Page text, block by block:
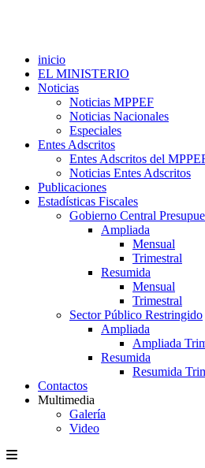
inicio
EL MINISTERIO
Noticias
Noticias MPPEF
Noticias Nacionales
Especiales
Entes Adscritos
Entes Adscritos del
Noticias Entes Adscritos
Publicaciones
Estadísticas Fiscales
Gobierno Central
Ampliada
Mensual
Trimestral
Resumida
Mensual
Trimestral
Sector Público Restringido
Ampliada
Ampliada
Resumida
Resumida
Contactos
Multimedia
Galería
Video